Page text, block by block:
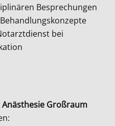
Besprechungen
bei
Großraum